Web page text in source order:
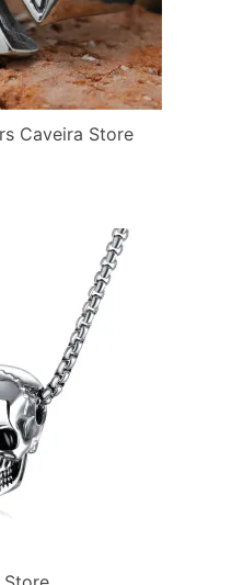
Caveira Store